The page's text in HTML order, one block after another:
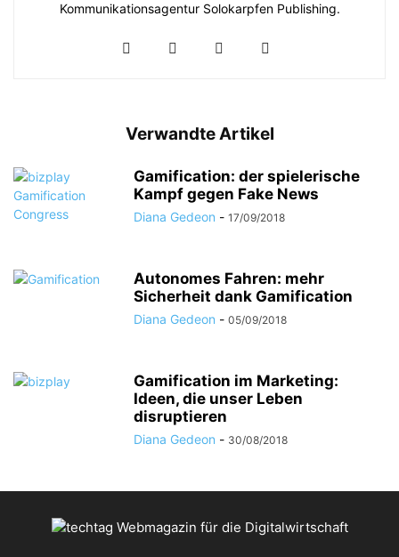
Kommunikationsagentur Solokarpfen Publishing.
Verwandte Artikel
Gamification: der spielerische
Kampf gegen Fake News
Diana Gedeon - 17/09/2018
Autonomes Fahren: mehr
Sicherheit dank Gamification
Diana Gedeon - 05/09/2018
Gamification im Marketing:
Ideen, die unser Leben
disruptieren
Diana Gedeon - 30/08/2018